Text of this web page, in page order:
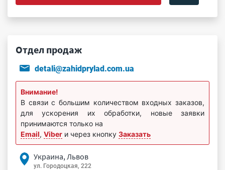
Отдел продаж
detali@zahidprylad.com.ua
Внимание!
В связи с большим количеством входных заказов,
для ускорения их обработки, новые заявки
принимаются только на
Email, Viber и через кнопку Заказать
Украина, Львов
ул. Городоцкая, 222